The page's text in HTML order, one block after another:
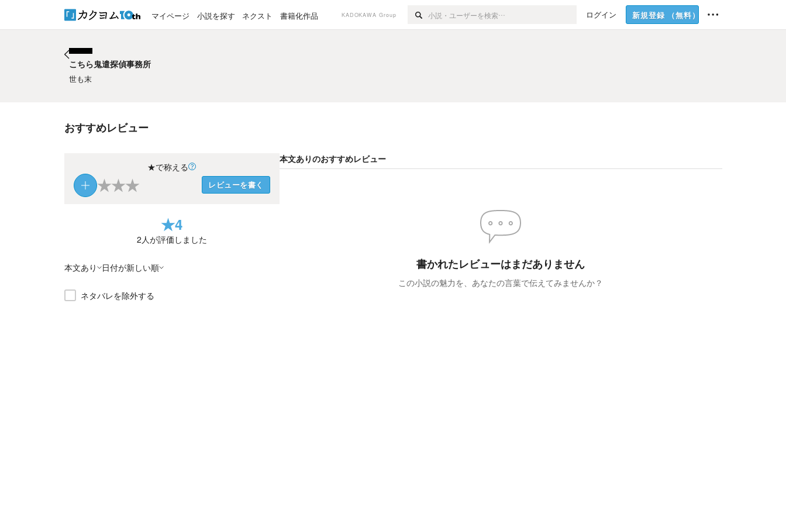
マイページ 小説を探す ネクスト 書籍化作品 KADOKAWA Group ログイン 新規登録 （無料）
こちら鬼遣探偵事務所
世も末
おすすめレビュー
★で称える
★★★ レビューを書く
★4
2人が評価しました
本文あり 日付が新しい順
ネタバレを除外する
本文ありのおすすめレビュー
書かれたレビューはまだありません
この小説の魅力を、あなたの言葉で伝えてみませんか？